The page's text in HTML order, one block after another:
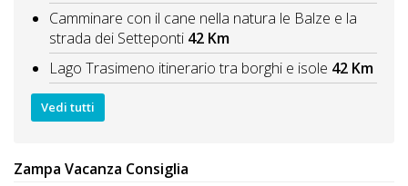
Camminare con il cane nella natura le Balze e la
strada dei Setteponti 42 Km
Lago Trasimeno itinerario tra borghi e isole 42 Km
Vedi tutti
Zampa Vacanza Consiglia